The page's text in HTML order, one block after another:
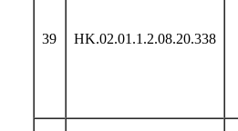
39 HK.02.01.1.2.08.20.338